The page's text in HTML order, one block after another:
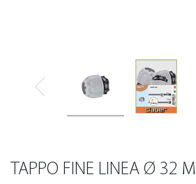
TAPPO FINE LINEA Ø 32